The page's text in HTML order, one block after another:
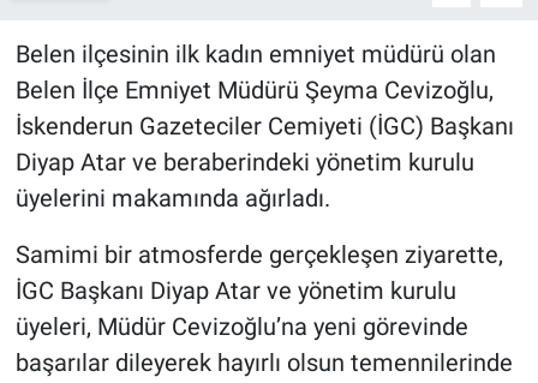
Belen ilçesinin ilk kadın emniyet müdürü olan
Belen İlçe Emniyet Müdürü Şeyma Cevizoğlu,
İskenderun Gazeteciler Cemiyeti (İGC) Başkanı
Diyap Atar ve beraberindeki yönetim kurulu
üyelerini makamında ağırladı.
Samimi bir atmosferde gerçekleşen ziyarette,
İGC Başkanı Diyap Atar ve yönetim kurulu
üyeleri, Müdür Cevizoğlu’na yeni görevinde
başarılar dileyerek hayırlı olsun temennilerinde